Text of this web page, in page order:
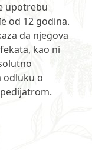
upotrebu
od 12 godina.
da njegova
kao ni
odluku o